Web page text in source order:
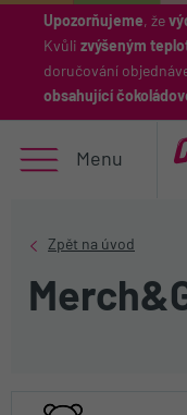
Upozorňujeme, že
Kvůli zvýšeným
doručování
obsahující
Menu